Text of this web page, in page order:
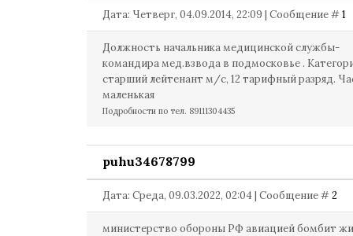
Дата: Четверг, 04.09.2014, 22:09 | Сообщение #1
Должность начальника медицинской службы-
командира мед.взвода в подмосковье .
старший лейтенант м/с, 12 тарифный разряд.
маленькая
Подробности по тел. 89111304435
puhu34678799
Дата: Среда, 09.03.2022, 02:04 | Сообщение #2
министерство обороны РФ авиацией бомбит